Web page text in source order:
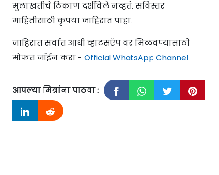
मुलाखतीचे ठिकाण दर्शविले नव्हते. सविस्तर
माहितीसाठी कृपया जाहिरात पाहा.
जाहिरात सर्वात आधी व्हाटसऍप वर मिळवण्यासाठी
मोफत जॉईन करा - Official WhatsApp Channel
आपल्या मित्रांना पाठवा :